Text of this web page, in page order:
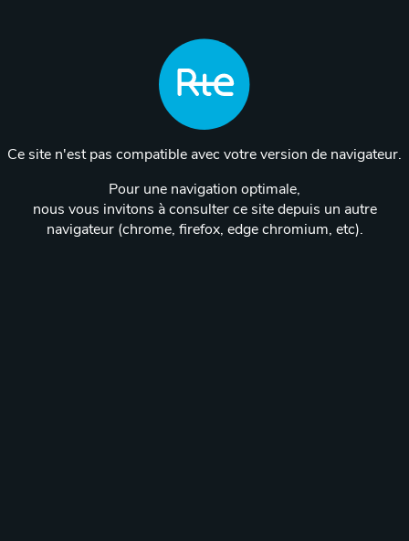
Ce site n'est pas compatible avec votre version de navigateur.
Pour une navigation optimale,
nous vous invitons à consulter ce site depuis un autre
navigateur (chrome, firefox, edge chromium, etc).